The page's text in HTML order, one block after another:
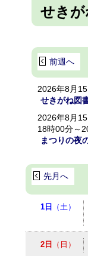
せき
前週へ
2026年8月15
せきがね図
2026年8月15
18時00分～
まつりの夜
先月へ
1日 （土）
2日 （日）